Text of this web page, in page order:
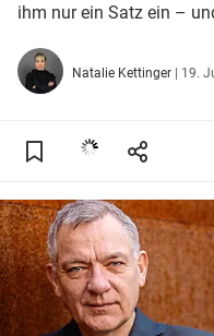
ihm nur ein Satz ein –
Natalie Kettinger | 19.